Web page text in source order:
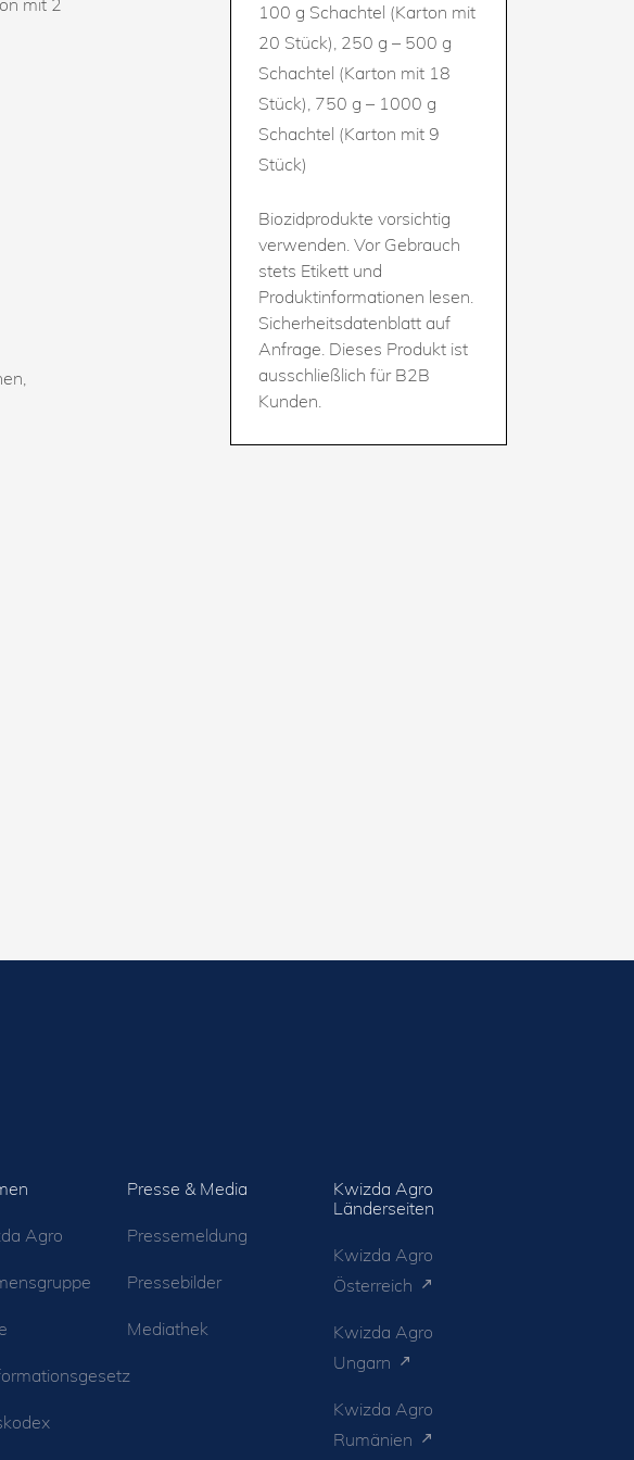
100 g Schachtel (Karton mit
20 Stück), 250 g – 500 g
Schachtel (Karton mit 18
Stück), 750 g – 1000 g
Schachtel (Karton mit 9
Stück)
Biozidprodukte vorsichtig
verwenden. Vor Gebrauch
stets Etikett und
Produktinformationen lesen.
Sicherheitsdatenblatt auf
Anfrage. Dieses Produkt ist
ausschließlich für B2B
Kunden.
Agro
Presse & Media
Pressemeldung
Pressebilder
Mediathek
Kwizda Agro
Länderseiten
Kwizda Agro
Österreich
Kwizda Agro
Ungarn
Kwizda Agro
Rumänien